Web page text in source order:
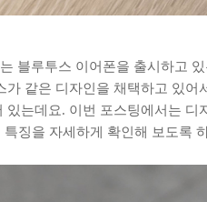
블루투스 이어폰을 출시하고
가 같은 디자인을 채택하고 있
있는데요. 이번 포스팅에서는
징을 자세하게 확인해 보도록